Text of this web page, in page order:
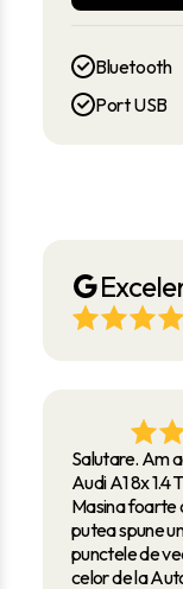
Bluetooth
Port USB
Salutare. Am
Audi A1 8x 1.4
Masina foarte
putea spune
punctele de
celor de la